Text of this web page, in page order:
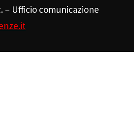
– Ufficio comunicazione